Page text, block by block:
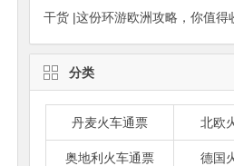
分类
丹麦火车通票 北欧
奥地利火车通票 德国